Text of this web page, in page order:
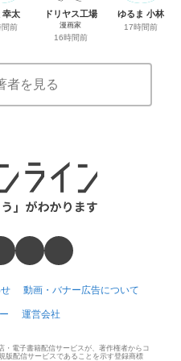
幸太
間前
ドリヤス工場
漫画家
16時間前
ゆるま 小林
17時間前
者を見る
動画・バナー広告について
運営会社
・電子書籍配信サービスが、著作権者からコ
版配信サービスであることを示す登録商標